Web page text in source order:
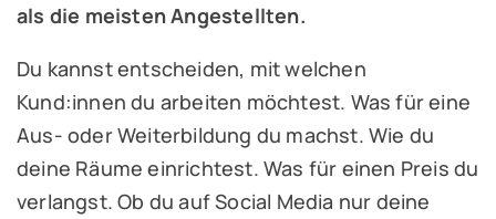
als die meisten Angestellten.
Du kannst entscheiden, mit welchen
Kund:innen du arbeiten möchtest. Was für eine
Aus- oder Weiterbildung du machst. Wie du
deine Räume einrichtest. Was für einen Preis du
verlangst. Ob du auf Social Media nur deine